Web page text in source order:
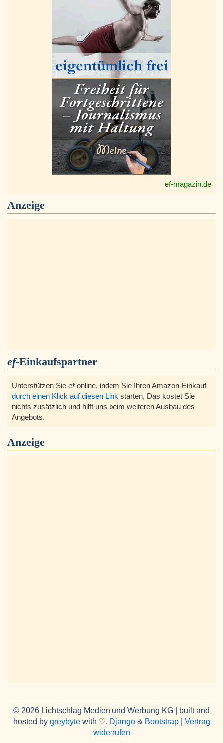
ef-magazin.de
Anzeige
ef-Einkaufspartner
Unterstützen Sie ef-online, indem Sie Ihren Amazon-Einkauf
durch einen Klick auf diesen Link starten, Das kostet Sie
nichts zusätzlich und hilft uns beim weiteren Ausbau des
Angebots.
Anzeige
© 2026 Lichtschlag Medien und Werbung KG | built and
hosted by greybytewith ♡, Django& Bootstrap| Vertrag
widerrufen